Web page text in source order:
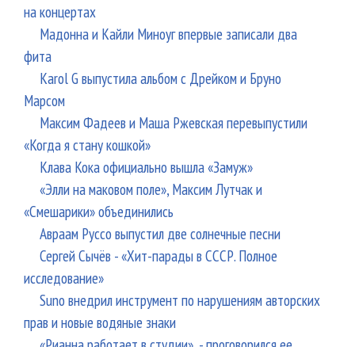
на концертах
Мадонна и Кайли Миноуг впервые записали два
фита
Karol G выпустила альбом с Дрейком и Бруно
Марсом
Максим Фадеев и Маша Ржевская перевыпустили
«Когда я стану кошкой»
Клава Кока официально вышла «Замуж»
«Элли на маковом поле», Максим Лутчак и
«Смешарики» объединились
Авраам Руссо выпустил две солнечные песни
Сергей Сычёв - «Хит-парады в СССР. Полное
исследование»
Suno внедрил инструмент по нарушениям авторских
прав и новые водяные знаки